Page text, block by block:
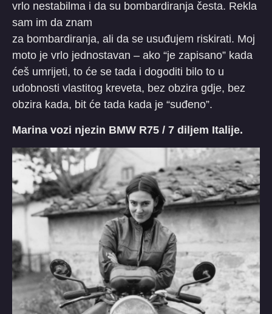
vrlo nestabilma i da su bombardiranja česta. Rekla
sam im da znam
za bombardiranja, ali da se usuđujem riskirati. Moj
moto je vrlo jednostavan – ako “je zapisano” kada
ćeš umrijeti, to će se tada i dogoditi bilo to u
udobnosti vlastitog kreveta, bez obzira gdje, bez
obzira kada, bit će tada kada je “suđeno”.
Marina vozi njezin BMW R75 / 7 diljem Italije.